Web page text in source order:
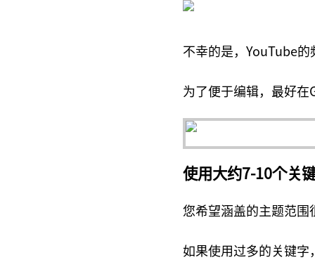
不幸的是，YouTube
为了便于编辑，最好
使用大约7-10个关
您希望涵盖的主题范围
如果使用过多的关键字